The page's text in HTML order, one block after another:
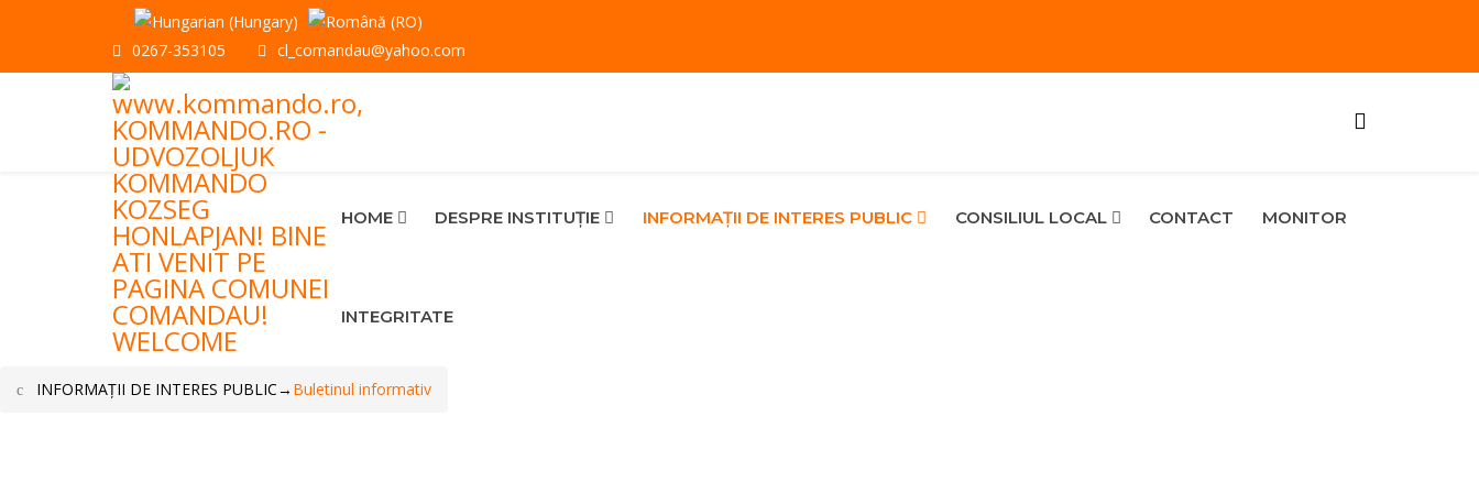
0267-353105 cl_comandau@yahoo.com
HOME DESPRE INSTITUȚIE INFORMAŢII DE INTERES PUBLIC CONSILIUL LOCAL CONTACT MONITOR
INTEGRITATE
INFORMAŢII DE INTERES PUBLIC→ Buletinul informativ